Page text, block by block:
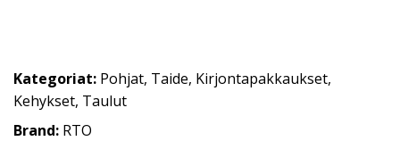
Kategoriat: Pohjat, Taide, Kirjontapakkaukset,
Kehykset, Taulut
Brand: RTO